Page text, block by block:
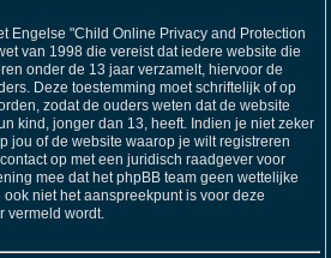
Engelse "Child Online Privacy and Protection
van 1998 die vereist dat iedere website die
onder de 13 jaar verzamelt, hiervoor de
Deze toestemming moet schriftelijk of op
zodat de ouders weten dat de website
kind, jonger dan 13, heeft. Indien je niet zeker
jou of de website waarop je wilt registreren
op met een juridisch raadgever voor
mee dat het phpBB team geen wettelijke
niet het aanspreekpunt is voor deze
vermeld wordt.